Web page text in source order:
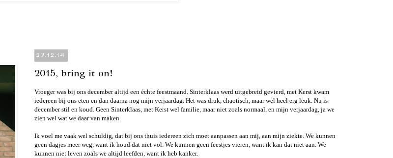
27.12.14
2015, bring it on!
Vroeger was bij ons december altijd een échte feestmaand. Sinterklaas werd uitgebreid gevierd, met Kerst kwam
iedereen bij ons eten en dan daarna nog mijn verjaardag. Het was druk, chaotisch, maar wel heel erg leuk. Nu is
december stil en koud. Geen Sinterklaas, met Kerst wel familie, maar niet zoals normaal, en mijn verjaardag, ja we
zien wel wat we daar van maken.
Ik voel me vaak wel schuldig, dat bij ons thuis iedereen zich moet aanpassen aan mij, aan mijn ziekte. We kunnen
geen dagjes meer weg, want ik houd dat niet vol. We kunnen geen feestjes vieren, want ik kan dat niet aan. We
kunnen niet leven zoals we altijd leefden, want ik heb kanker.